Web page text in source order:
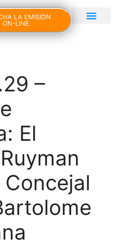
LA EMISION
ON-LINE
–
El